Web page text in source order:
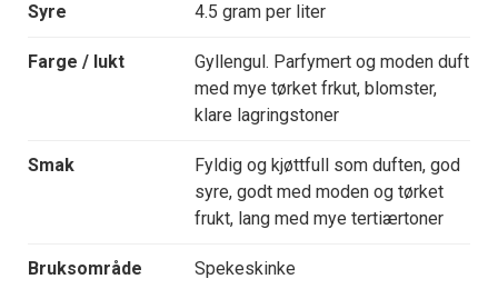
Syre 4.5 gram per liter
Farge / lukt
Gyllengul. Parfymert og moden duft
med mye tørket frkut, blomster,
klare lagringstoner
Smak
Fyldig og kjøttfull som duften, god
syre, godt med moden og tørket
frukt, lang med mye tertiærtoner
Bruksområde Spekeskinke